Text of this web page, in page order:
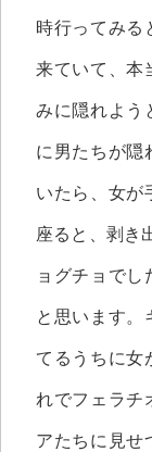
時行ってみる
来ていて、本
みに隠れよう
に男たちが隠
いたら、女が
座ると、剥き
ョグチョでし
と思います。
てるうちに
れでフェラチ
アたちに見せ